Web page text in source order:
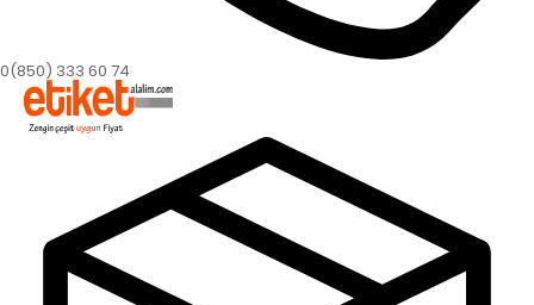
0(850) 333 60 74